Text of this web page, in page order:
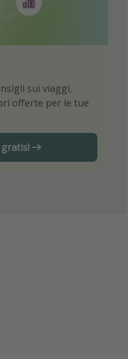
sui viaggi,
offerte per le tue
offerte di